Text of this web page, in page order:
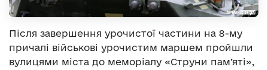
Після завершення урочистої частини на 8-му
причалі військові урочистим маршем пройшли
вулицями міста до меморіалу «Струни пам’яті»,